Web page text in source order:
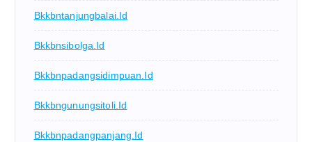
Bkkbntanjungbalai.id
Bkkbnsibolga.id
Bkkbnpadangsidimpuan.id
Bkkbngunungsitoli.id
Bkkbnpadangpanjang.id